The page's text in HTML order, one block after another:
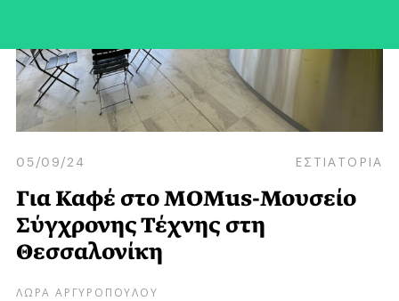
05/09/24 ΕΣΤΙΑΤΟΡΙΑ
Για Καφέ στο MOMus-Μουσείο
Σύγχρονης Τέχνης στη
Θεσσαλονίκη
ΛΩΡΑ ΑΡΓΥΡΟΠΟΥΛΟΥ